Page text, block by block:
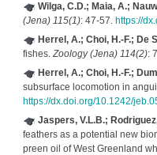
Wilga, C.D.; Maia, A.;
(Jena) 115(1): 47-57. https://
Herrel, A.; Choi, H.-F.; De
fishes.Zoology (Jena) 114(2):
Herrel, A.; Choi, H.-F.;
subsurface locomotion in
https://dx.doi.org/10.1242/
Jaspers, V.L.B.;
feathers as a potential new
preen oil of West Greenland